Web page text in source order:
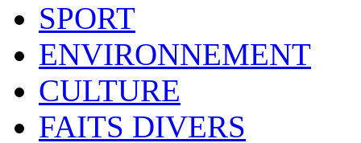
SPORT
ENVIRONNEMENT
CULTURE
FAITS DIVERS